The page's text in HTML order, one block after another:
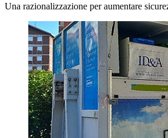
Una razionalizzazione per aumentare